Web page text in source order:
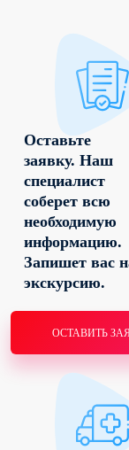
Оставьте
заявку. Наш
специалист
соберет всю
необходимую
информацию.
Запишет вас
экскурсию.
ОСТАВИТЬ